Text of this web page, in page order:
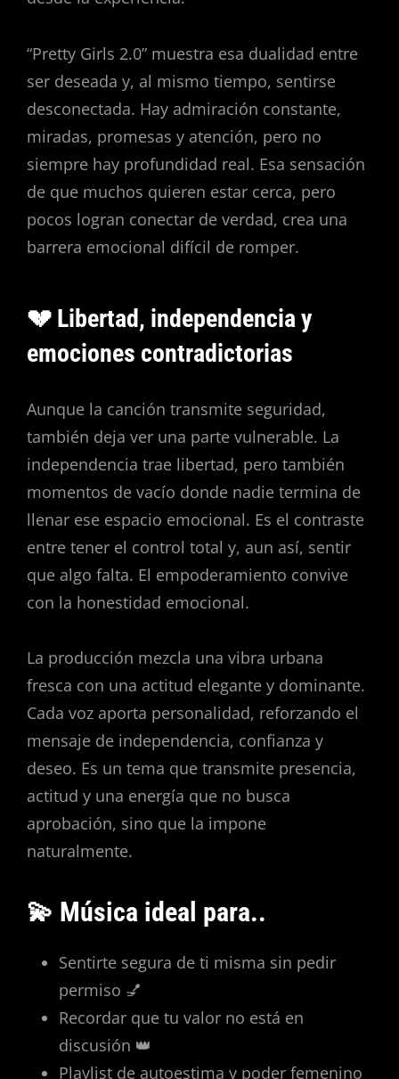
“Pretty Girls 2.0” muestra esa dualidad entre
ser deseada y, al mismo tiempo, sentirse
desconectada. Hay admiración constante,
miradas, promesas y atención, pero no
siempre hay profundidad real. Esa sensación
de que muchos quieren estar cerca, pero
pocos logran conectar de verdad, crea una
barrera emocional difícil de romper.
💔 Libertad, independencia y
emociones contradictorias
Aunque la canción transmite seguridad,
también deja ver una parte vulnerable. La
independencia trae libertad, pero también
momentos de vacío donde nadie termina de
llenar ese espacio emocional. Es el contraste
entre tener el control total y, aun así, sentir
que algo falta. El empoderamiento convive
con la honestidad emocional.
La producción mezcla una vibra urbana
fresca con una actitud elegante y dominante.
Cada voz aporta personalidad, reforzando el
mensaje de independencia, confianza y
deseo. Es un tema que transmite presencia,
actitud y una energía que no busca
aprobación, sino que la impone
naturalmente.
💫 Música ideal para..
Sentirte segura de ti misma sin pedir
permiso 💅
Recordar que tu valor no está en
discusión 👑
Playlist de autoestima y poder femenino